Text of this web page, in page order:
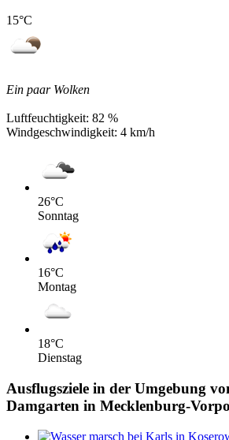
15°C
Ein paar Wolken
Luftfeuchtigkeit: 82 %
Windgeschwindigkeit: 4 km/h
26°C
Sonntag
16°C
Montag
18°C
Dienstag
Ausflugsziele in der Umgebung
Damgarten in Mecklenburg-